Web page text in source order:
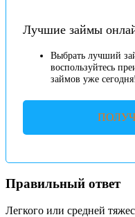
Лучшие займы
Выбрать лучший
воспользуйтесь
займов уже сегодня!
Правильный ответ
Легкого или средней